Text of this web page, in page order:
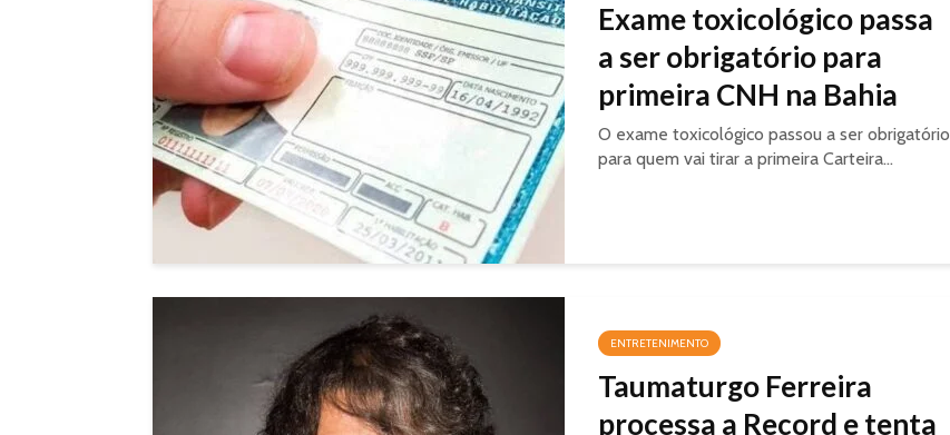
Exame toxicológico passa
a ser obrigatório para
primeira CNH na Bahia
O exame toxicológico passou a ser obrigatório
para quem vai tirar a primeira Carteira...
ENTRETENIMENTO
Taumaturgo Ferreira
processa a Record e tenta